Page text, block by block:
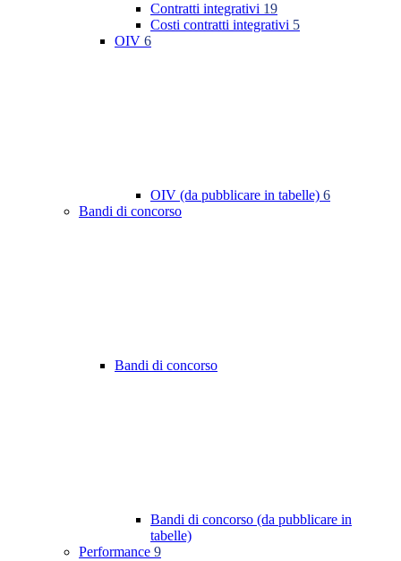
Contratti integrativi 19
Costi contratti integrativi 5
OIV 6
OIV (da pubblicare in tabelle) 6
Bandi di concorso
Bandi di concorso
Bandi di concorso (da pubblicare in
tabelle)
Performance 9